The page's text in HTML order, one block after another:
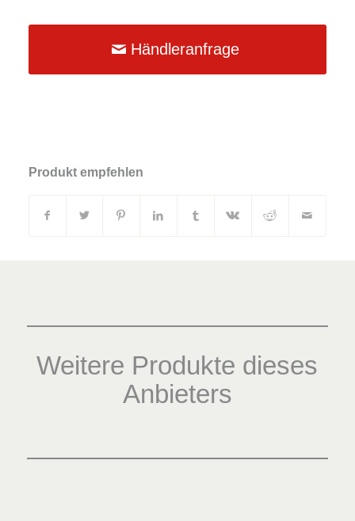
Händleranfrage
Produkt empfehlen
Weitere Produkte dieses
Anbieters